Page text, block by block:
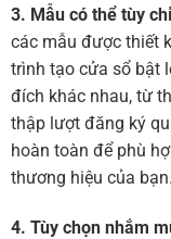
3. Mẫu có thể tùy
các mẫu được thiết
trình tạo cửa sổ bật
đích khác nhau, từ
thập lượt đăng ký
hoàn toàn để phù
thương hiệu của bạn.
4. Tùy chọn nhắm